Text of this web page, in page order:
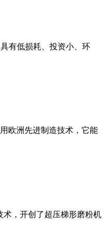
有低损耗、投资小、环
欧洲先进制造技术，它能
，开创了超压梯形磨粉机